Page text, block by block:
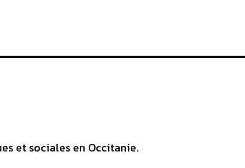
et sociales en Occitanie.